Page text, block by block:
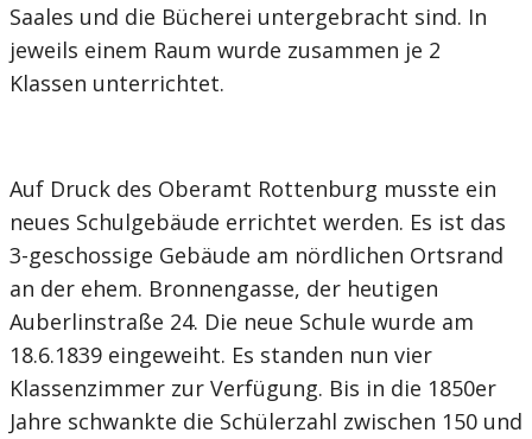
Saales und die Bücherei untergebracht sind. In
jeweils einem Raum wurde zusammen je 2
Klassen unterrichtet.
Auf Druck des Oberamt Rottenburg musste ein
neues Schulgebäude errichtet werden. Es ist das
3-geschossige Gebäude am nördlichen Ortsrand
an der ehem. Bronnengasse, der heutigen
Auberlinstraße 24. Die neue Schule wurde am
18.6.1839 eingeweiht. Es standen nun vier
Klassenzimmer zur Verfügung. Bis in die 1850er
Jahre schwankte die Schülerzahl zwischen 150 und